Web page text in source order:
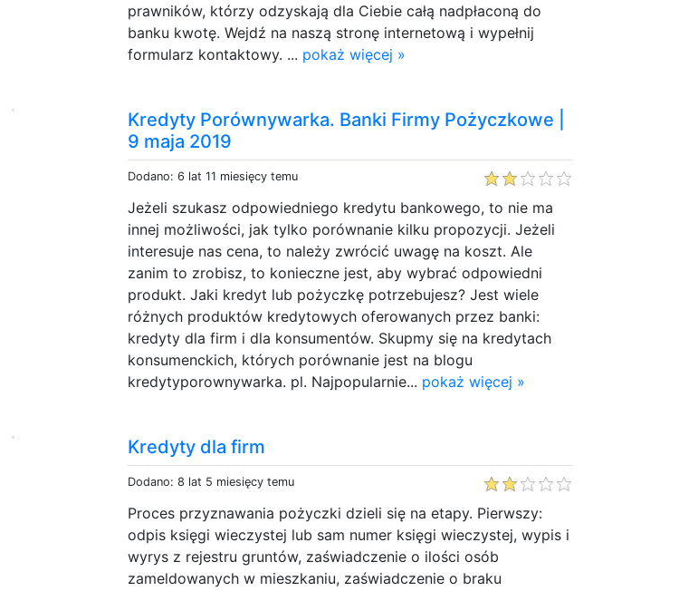
prawników, którzy odzyskają dla Ciebie całą nadpłaconą do
banku kwotę. Wejdź na naszą stronę internetową i wypełnij
formularz kontaktowy. ... pokaż więcej »
Kredyty Porównywarka. Banki Firmy Pożyczkowe |
9 maja 2019
Dodano: 6 lat 11 miesięcy temu
Jeżeli szukasz odpowiedniego kredytu bankowego, to nie ma
innej możliwości, jak tylko porównanie kilku propozycji. Jeżeli
interesuje nas cena, to należy zwrócić uwagę na koszt. Ale
zanim to zrobisz, to konieczne jest, aby wybrać odpowiedni
produkt. Jaki kredyt lub pożyczkę potrzebujesz? Jest wiele
różnych produktów kredytowych oferowanych przez banki:
kredyty dla firm i dla konsumentów. Skupmy się na kredytach
konsumenckich, których porównanie jest na blogu
kredytyporownywarka. pl. Najpopularnie... pokaż więcej »
Kredyty dla firm
Dodano: 8 lat 5 miesięcy temu
Proces przyznawania pożyczki dzieli się na etapy. Pierwszy:
odpis księgi wieczystej lub sam numer księgi wieczystej, wypis i
wyrys z rejestru gruntów, zaświadczenie o ilości osób
zameldowanych w mieszkaniu, zaświadczenie o braku